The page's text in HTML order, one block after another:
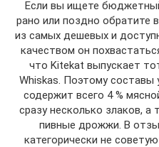
Если вы ищете
рано или поздно обратите
из самых дешевых и
качеством он
что Kitekat выпускает
Whiskas. Поэтому составы
содержит всего 4 %
сразу несколько злаков,
пивные дрожжи. В
категорически не